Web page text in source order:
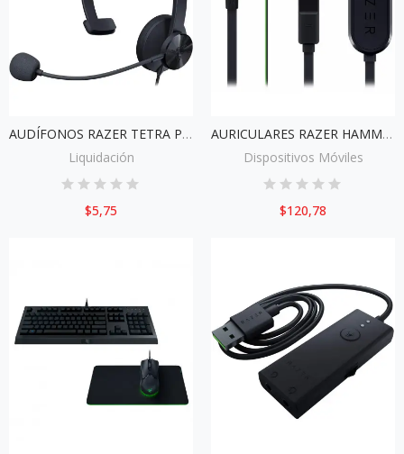
AUDÍFONOS RAZER TETRA PARA CONSOLA RZ04-02920100-R3U1
Liquidación
$5,75
AURICULARES RAZER HAMMERHEAD RZ04-01930100-R3U1 NEGRO
Dispositivos Móviles
$120,78